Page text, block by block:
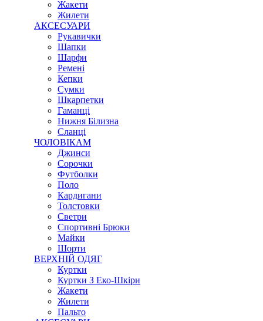
Жакети
Жилети
АКСЕСУАРИ
Рукавички
Шапки
Шарфи
Ремені
Кепки
Сумки
Шкарпетки
Гаманці
Нижня Білизна
Сланці
ЧОЛОВІКАМ
Джинси
Сорочки
Футболки
Поло
Кардигани
Толстовки
Светри
Спортивні Брюки
Майки
Шорти
ВЕРХНІЙ ОДЯГ
Куртки
Куртки З Еко-Шкіри
Жакети
Жилети
Пальто